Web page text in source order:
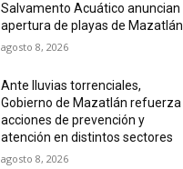
Salvamento Acuático anuncian
apertura de playas de Mazatlán
agosto 8, 2026
Ante lluvias torrenciales,
Gobierno de Mazatlán refuerza
acciones de prevención y
atención en distintos sectores
agosto 8, 2026